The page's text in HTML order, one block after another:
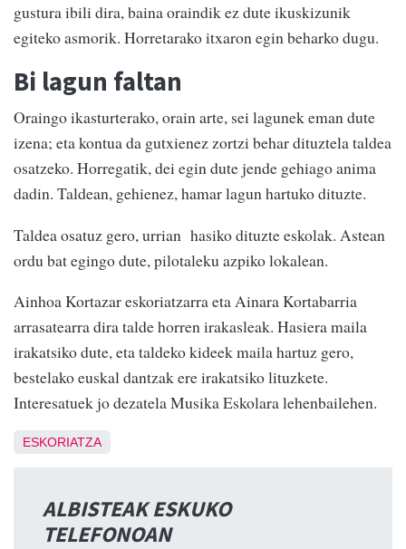
gustura ibili dira, baina oraindik ez dute ikuskizunik
egiteko asmorik. Horretarako itxaron egin beharko dugu.
Bi lagun faltan
Oraingo ikasturterako, orain arte, sei lagunek eman dute
izena; eta kontua da gutxienez zortzi behar dituztela taldea
osatzeko. Horregatik, dei egin dute jende gehiago anima
dadin. Taldean, gehienez, hamar lagun hartuko dituzte.
Taldea osatuz gero, urrian hasiko dituzte eskolak. Astean
ordu bat egingo dute, pilotaleku azpiko lokalean.
Ainhoa Kortazar eskoriatzarra eta Ainara Kortabarria
arrasatearra dira talde horren irakasleak. Hasiera maila
irakatsiko dute, eta taldeko kideek maila hartuz gero,
bestelako euskal dantzak ere irakatsiko lituzkete.
Interesatuek jo dezatela Musika Eskolara lehenbailehen.
ESKORIATZA
ALBISTEAK ESKUKO
TELEFONOAN